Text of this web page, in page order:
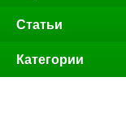
Статьи
Категории